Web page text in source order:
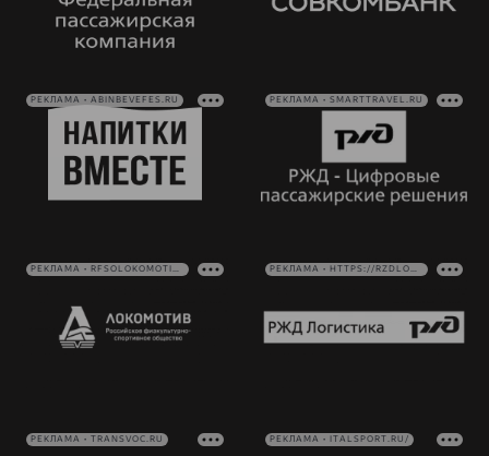
РЕКЛАМА • ABINBEVEFES.RU РЕКЛАМА • SMARTTRAVEL.RU
РЕКЛАМА • RFSOLOKOMOTIV.RU РЕКЛАМА • HTTPS://RZDLOG.RU/
РЕКЛАМА • TRANSVOC.RU РЕКЛАМА • ITALSPORT.RU/